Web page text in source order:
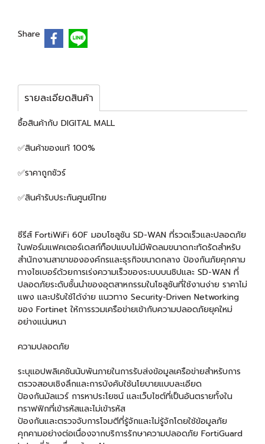
Share
รายละเอียดสินค้า
ซื้อสินค้ากับ DIGITAL MALL
✅สินค้าของแท้ 100%
✅ราคาถูกชัวร์
✅สินค้ารับประกันศูนย์ไทย
ซีรีส์ FortiWiFi 60F มอบโซลูชัน SD-WAN ที่รวดเร็วและปลอดภัย
ในฟอร์มแฟคเตอร์เดสก์ท็อปแบบไม่มีพัดลมขนาดกะทัดรัดสำหรับ
สำนักงานสาขาขององค์กรและธุรกิจขนาดกลาง ป้องกันภัยคุกคาม
ทางไซเบอร์ด้วยการเร่งความเร็วของระบบบนชิปและ SD-WAN ที่
ปลอดภัยระดับชั้นนำของอุตสาหกรรมในโซลูชันที่ใช้งานง่าย ราคาไม่
แพง และปรับใช้ได้ง่าย แนวทาง Security-Driven Networking
ของ Fortinet ให้การรวมเครือข่ายเข้ากับความปลอดภัยยุคใหม่
อย่างแน่นหนา
ความปลอดภัย
ระบุแอปพลิเคชันนับพันภายในการรับส่งข้อมูลเครือข่ายสำหรับการ
ตรวจสอบเชิงลึกและการบังคับใช้นโยบายแบบละเอียด
ป้องกันมัลแวร์ การหาประโยชน์ และเว็บไซต์ที่เป็นอันตรายทั้งใน
ทราฟฟิกที่เข้ารหัสและไม่เข้ารหัส
ป้องกันและตรวจจับการโจมตีที่รู้จักและไม่รู้จักโดยใช้ข้อมูลภัย
คุกคามอย่างต่อเนื่องจากบริการรักษาความปลอดภัย FortiGuard